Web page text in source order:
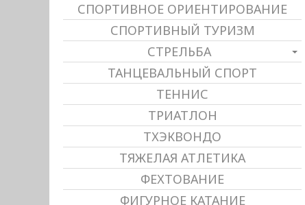
СПОРТИВНОЕ ОРИЕНТИРОВАНИЕ
СПОРТИВНЫЙ ТУРИЗМ
СТРЕЛЬБА
ТАНЦЕВАЛЬНЫЙ СПОРТ
ТЕННИС
ТРИАТЛОН
ТХЭКВОНДО
ТЯЖЕЛАЯ АТЛЕТИКА
ФЕХТОВАНИЕ
ФИГУРНОЕ КАТАНИЕ